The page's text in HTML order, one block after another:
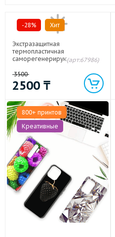
-28% Хит
Экстразащитная
термопластичная
саморегенерирующаяся
и изогнутые поверхности
экрана для Huawei P30
Lite/Huawei Honor 20S/Huawei
(арт:67986)
3500
2500 ₸
800+ принтов
Креативные